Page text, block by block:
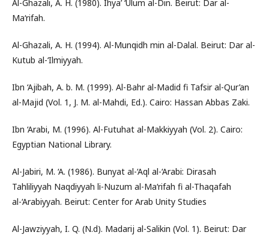
Al-Ghazali, A. H. (1980). Ihya’ ‘Ulum al-Din. Beirut: Dar al-
Ma‘rifah.
Al-Ghazali, A. H. (1994). Al-Munqidh min al-Dalal. Beirut: Dar al-
Kutub al-‘Ilmiyyah.
Ibn ‘Ajibah, A. b. M. (1999). Al-Bahr al-Madid fi Tafsir al-Qur’an
al-Majid (Vol. 1, J. M. al-Mahdi, Ed.). Cairo: Hassan Abbas Zaki.
Ibn ‘Arabi, M. (1996). Al-Futuhat al-Makkiyyah (Vol. 2). Cairo:
Egyptian National Library.
Al-Jabiri, M. ‘A. (1986). Bunyat al-‘Aql al-‘Arabi: Dirasah
Tahliliyyah Naqdiyyah li-Nuzum al-Ma‘rifah fi al-Thaqafah
al-‘Arabiyyah. Beirut: Center for Arab Unity Studies
Al-Jawziyyah, I. Q. (N.d). Madarij al-Salikin (Vol. 1). Beirut: Dar